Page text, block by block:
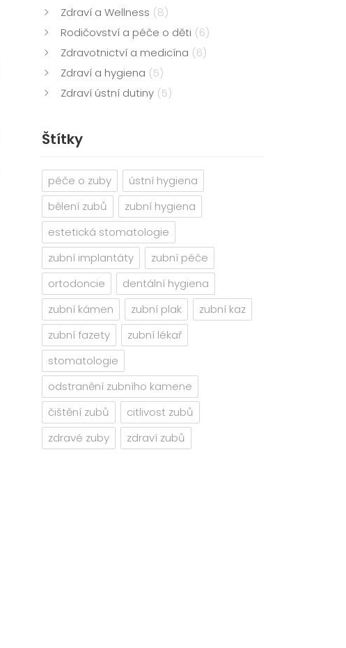
Zdraví a Wellness (8)
Rodičovství a péče o děti (6)
Zdravotnictví a medicína (6)
Zdraví a hygiena (5)
Zdraví ústní dutiny (5)
Štítky
péče o zuby
ústní hygiena
bělení zubů
zubní hygiena
estetická stomatologie
zubní implantáty
zubní péče
ortodoncie
dentální hygiena
zubní kámen
zubní plak
zubní kaz
zubní fazety
zubní lékař
stomatologie
odstranění zubního kamene
čištění zubů
citlivost zubů
zdravé zuby
zdraví zubů